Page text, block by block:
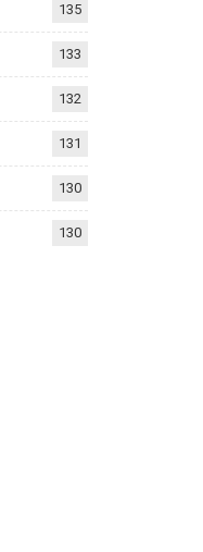
135
133
132
131
130
130